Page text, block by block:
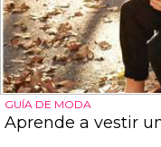
GUÍA DE MODA
Aprende a vestir